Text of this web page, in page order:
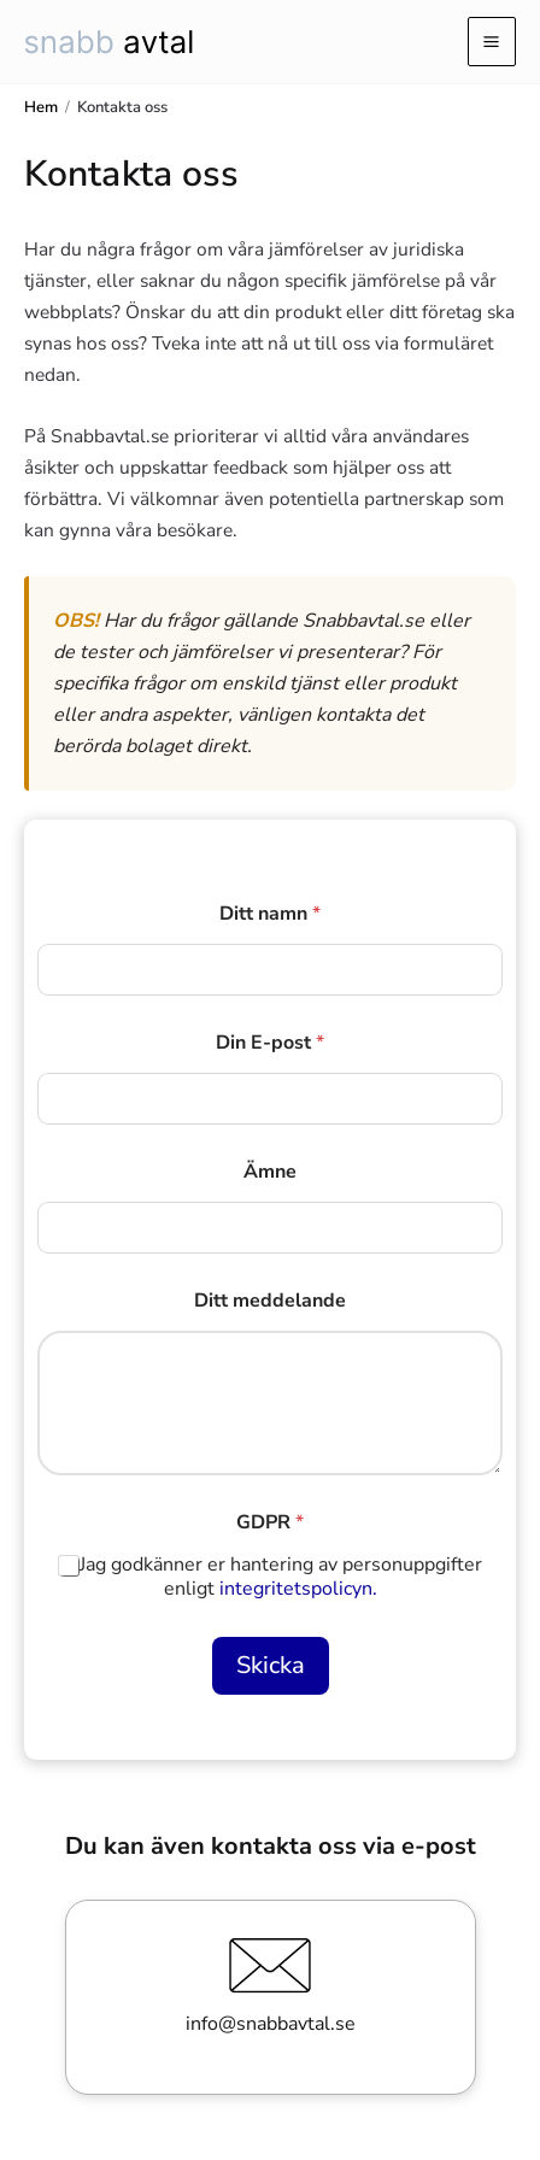
Hem / Kontakta oss
Kontakta oss
Har du några frågor om våra jämförelser av juridiska
tjänster, eller saknar du någon specifik jämförelse på vår
webbplats? Önskar du att din produkt eller ditt företag ska
synas hos oss? Tveka inte att nå ut till oss via formuläret
nedan.
På Snabbavtal.se prioriterar vi alltid våra användares
åsikter och uppskattar feedback som hjälper oss att
förbättra. Vi välkomnar även potentiella partnerskap som
kan gynna våra besökare.
OBS!Har du frågor gällande Snabbavtal.se eller
de tester och jämförelser vi presenterar? För
specifika frågor om enskild tjänst eller produkt
eller andra aspekter, vänligen kontakta det
berörda bolaget direkt.
Ditt namn*
Din E-post*
Ämne
Ditt meddelande
GDPR*
Jag godkänner er hantering av personuppgifter
enligt integritetspolicyn.
Skicka
Du kan även kontakta oss via e-post
info@snabbavtal.se